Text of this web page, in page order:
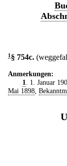
1 § 754c.
Anmerkungen:
1
. 1. Januar
Mai 1898